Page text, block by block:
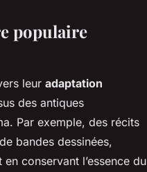
populaire
leur adaptation
des antiques
Par exemple, des récits
bandes dessinées,
conservant l’essence du